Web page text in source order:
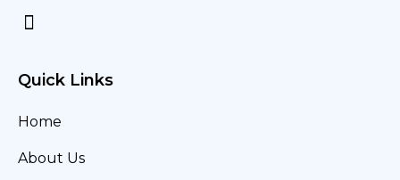
Quick Links
Home
About Us